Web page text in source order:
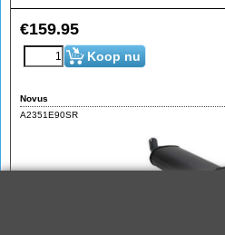
€159.95
Koop nu
Novus
A2351E90SR